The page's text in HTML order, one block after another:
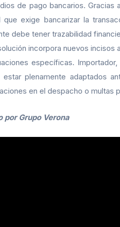
de pago bancarios. Gracias
que exige bancarizar la
debe tener trazabilidad
incorpora nuevos incisos
específicas.
estar plenamente adaptados
en el despacho o multas
por Grupo Verona